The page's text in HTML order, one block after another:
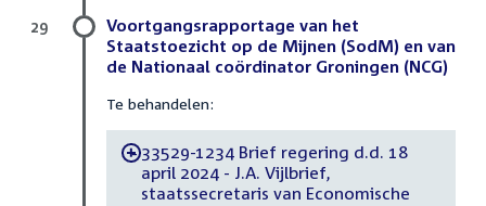
Voortgangsrapportage van het
Staatstoezicht op de Mijnen (SodM) en van
de Nationaal coördinator Groningen (NCG)
Te behandelen:
-33529-1234 Brief regering d.d. 18
april 2024 - J.A. Vijlbrief,
staatssecretaris van Economische
29